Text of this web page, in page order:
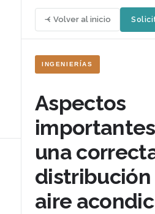
Volver al inicio
INGENIERÍAS
Aspectos
una
aire